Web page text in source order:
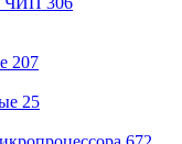
207
25